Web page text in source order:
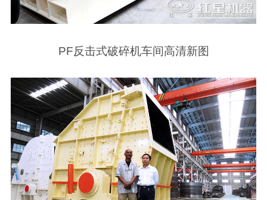
PF反击式破碎机车间高清新图